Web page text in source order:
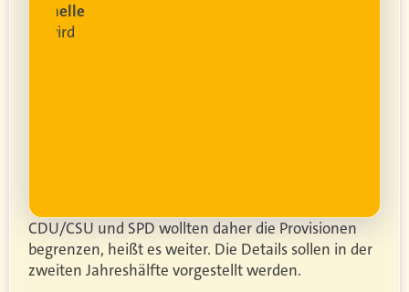
wird
CDU/CSU und SPD wollten daher die Provisionen
begrenzen, heißt es weiter. Die Details sollen in der
zweiten Jahreshälfte vorgestellt werden.